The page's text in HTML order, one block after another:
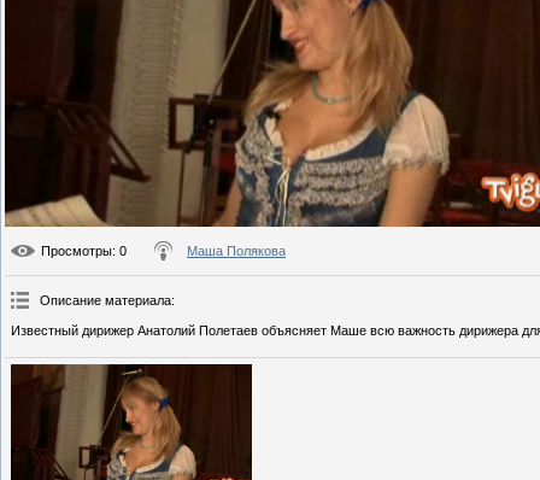
Просмотры: 0 Маша Полякова
Описание материала:
Известный дирижер Анатолий Полетаев объясняет Маше всю важность дирижера